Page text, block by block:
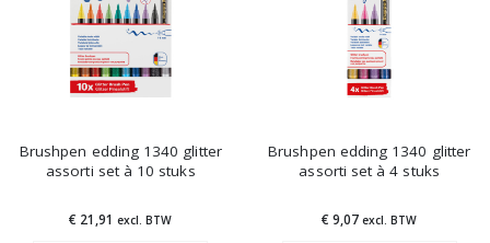
Brushpen edding 1340 glitter
assorti set à 10 stuks
€ 21,91excl. BTW
Brushpen edding 1340 glitter
assorti set à 4 stuks
€ 9,07excl. BTW